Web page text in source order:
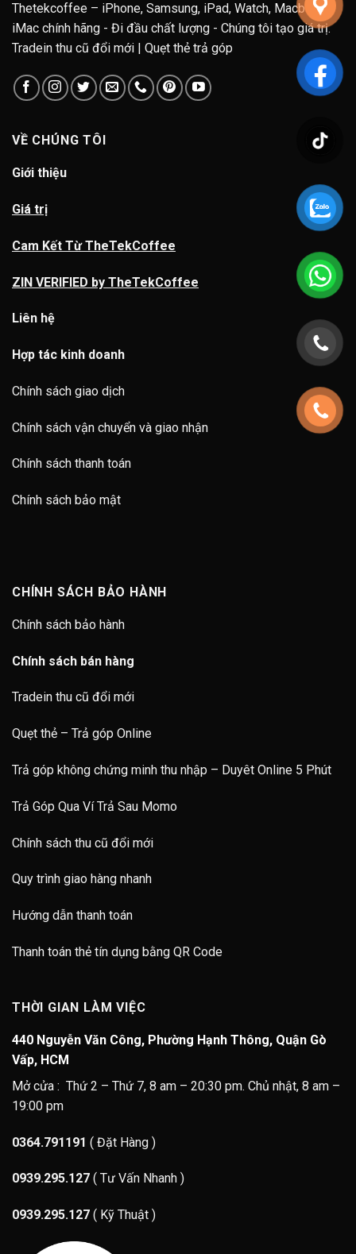
Thetekcoffee – iPhone, Samsung, iPad, Watch, Macbook,
iMac chính hãng - Đi đầu chất lượng - Chúng tôi tạo giá trị.
Tradein thu cũ đổi mới | Quẹt thẻ trả góp
VỀ CHÚNG TÔI
Giới thiệu
Giá trị
Cam Kết Từ TheTekCoffee
ZIN VERIFIED by TheTekCoffee
Liên hệ
Hợp tác kinh doanh
Chính sách giao dịch
Chính sách vận chuyển và giao nhận
Chính sách thanh toán
Chính sách bảo mật
CHÍNH SÁCH BẢO HÀNH
Chính sách bảo hành
Chính sách bán hàng
Tradein thu cũ đổi mới
Quẹt thẻ – Trả góp Online
Trả góp không chứng minh thu nhập – Duyêt Online 5 Phút
Trả Góp Qua Ví Trả Sau Momo
Chính sách thu cũ đổi mới
Quy trình giao hàng nhanh
Hướng dẫn thanh toán
Thanh toán thẻ tín dụng bằng QR Code
THỜI GIAN LÀM VIỆC
440 Nguyễn Văn Công, Phường Hạnh Thông, Quận Gò
Vấp, HCM
Mở cửa : Thứ 2 – Thứ 7, 8 am – 20:30 pm. Chủ nhật, 8 am –
19:00 pm
0364.791191 ( Đặt Hàng )
0939.295.127 ( Tư Vấn Nhanh )
0939.295.127 ( Kỹ Thuật )